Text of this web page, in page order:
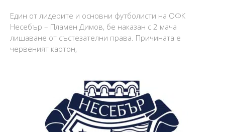
Един от лидерите и основни футболисти на ОФК
Несебър – Пламен Димов, бе наказан с 2 мача
лишаване от състезателни права. Причината е
червеният картон,